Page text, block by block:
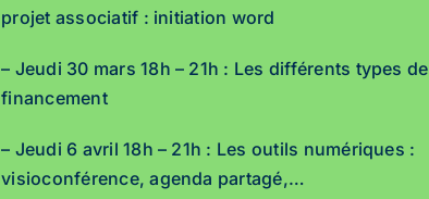
projet associatif : initiation word
– Jeudi 30 mars 18h – 21h : Les différents types de
financement
– Jeudi 6 avril 18h – 21h : Les outils numériques :
visioconférence, agenda partagé,…